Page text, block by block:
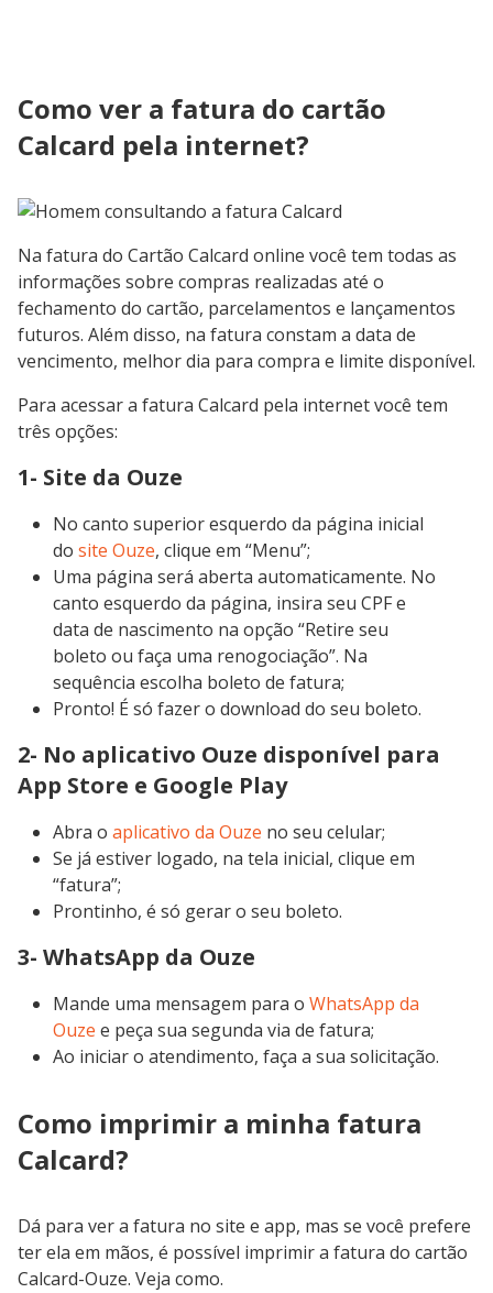
Como ver a fatura do cartão
Calcard pela internet?
Na fatura do Cartão Calcard online você tem todas as
informações sobre compras realizadas até o
fechamento do cartão, parcelamentos e lançamentos
futuros. Além disso, na fatura constam a data de
vencimento, melhor dia para compra e limite disponível.
Para acessar a fatura Calcard pela internet você tem
três opções:
1- Site da Ouze
No canto superior esquerdo da página inicial
do site Ouze, clique em “Menu”;
Uma página será aberta automaticamente. No
canto esquerdo da página, insira seu CPF e
data de nascimento na opção “Retire seu
boleto ou faça uma renogociação”. Na
sequência escolha boleto de fatura;
Pronto! É só fazer o download do seu boleto.
2- No aplicativo Ouze disponível para
App Store e Google Play
Abra o aplicativo da Ouze no seu celular;
Se já estiver logado, na tela inicial, clique em
“fatura”;
Prontinho, é só gerar o seu boleto.
3- WhatsApp da Ouze
Mande uma mensagem para o WhatsApp da
Ouze e peça sua segunda via de fatura;
Ao iniciar o atendimento, faça a sua solicitação.
Como imprimir a minha fatura
Calcard?
Dá para ver a fatura no site e app, mas se você prefere
ter ela em mãos, é possível imprimir a fatura do cartão
Calcard-Ouze. Veja como.